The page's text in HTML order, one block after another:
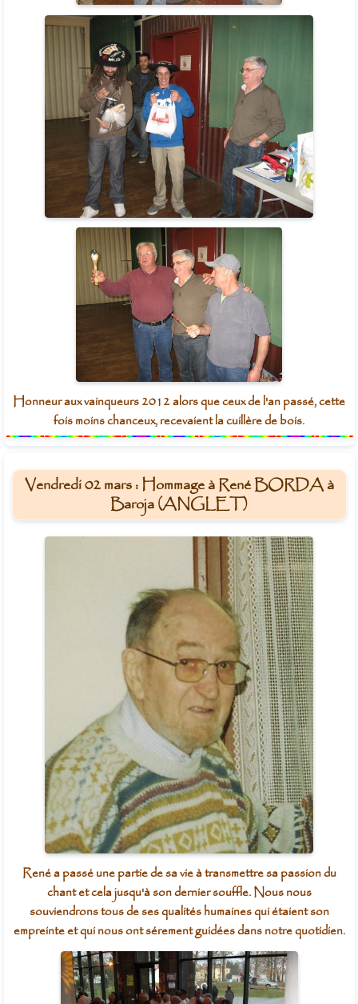
Honneur aux vainqueurs 2012 alors que ceux de l'an passé, cette
fois moins chanceux, recevaient la cuillère de bois.
Vendredi 02 mars : Hommage à René BORDA à
Baroja (ANGLET)
René a passé une partie de sa vie à transmettre sa passion du
chant et cela jusqu'à son dernier souffle. Nous nous
souviendrons tous de ses qualités humaines qui étaient son
empreinte et qui nous ont sérement guidées dans notre quotidien.